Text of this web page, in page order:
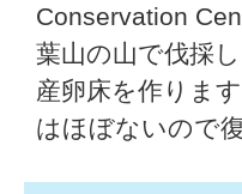
Conservation
葉山の山で伐採
産卵床を作りま
はほぼないので